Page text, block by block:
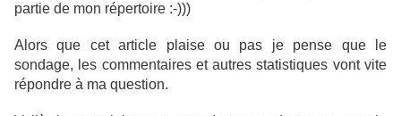
partie de mon répertoire :-)))
Alors que cet article plaise ou pas je pense que le
sondage, les commentaires et autres statistiques vont vite
répondre à ma question.